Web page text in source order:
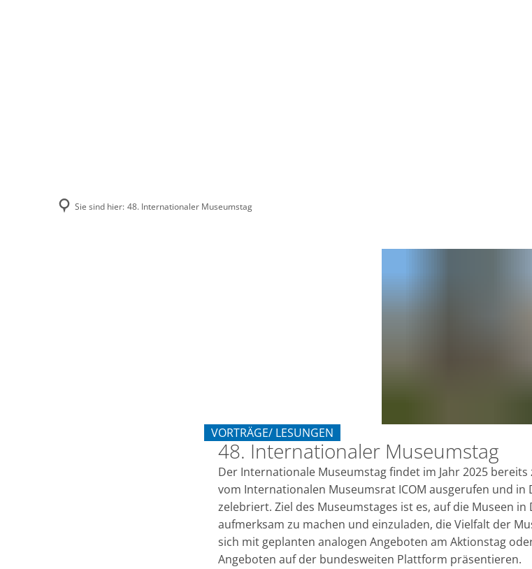
Sie sind hier: 48. Internationaler Museumstag
VORTRÄGE/ LESUNGEN
KATEGORIE: VORTRÄGE/ LESUNGEN
48. Internationaler Museumstag
Der Internationale Museumstag findet im Jahr 2025
vom Internationalen Museumsrat ICOM ausgerufen und in
zelebriert. Ziel des Museumstages ist es, auf die Museen
aufmerksam zu machen und einzuladen, die Vielfalt der
sich mit geplanten analogen Angeboten am Aktionstag
Angeboten auf der bundesweiten Plattform präsentieren.